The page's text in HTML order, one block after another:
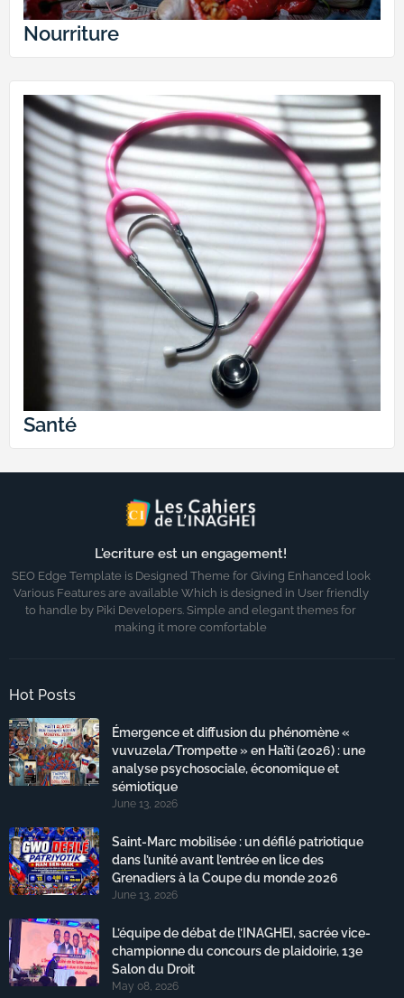
Nourriture
Santé
L'ecriture est un engagement!
SEO Edge Template is Designed Theme for Giving Enhanced look
Various Features are available Which is designed in User friendly
to handle by Piki Developers. Simple and elegant themes for
making it more comfortable
Hot Posts
Émergence et diffusion du phénomène «
vuvuzela/Trompette » en Haïti (2026) : une
analyse psychosociale, économique et
sémiotique
June 13, 2026
Saint-Marc mobilisée : un défilé patriotique
dans l’unité avant l’entrée en lice des
Grenadiers à la Coupe du monde 2026
June 13, 2026
L’équipe de débat de l’INAGHEI, sacrée vice-
championne du concours de plaidoirie, 13e
Salon du Droit
May 08, 2026